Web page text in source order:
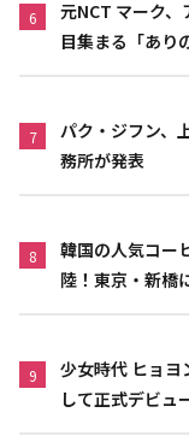
6
元NCT マーク
目集まる「あり
7
パク・ジフン、
務所が発表
8
韓国の人気コー
陸！東京・新橋
9
少女時代 ヒョヨ
して正式デビュ